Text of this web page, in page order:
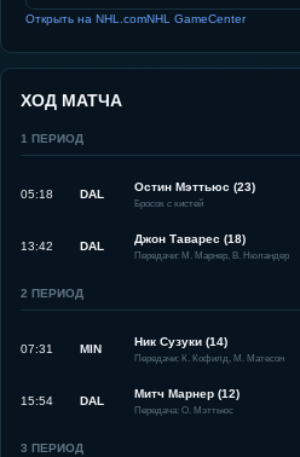
Открыть на NHL.comNHL GameCenter
ХОД МАТЧА
1 ПЕРИОД
05:18 DAL
Остин Мэттьюс (23)
Бросок с кистей
13:42 DAL
Джон Таварес (18)
Передачи: М. Марнер, В. Нюландер
2 ПЕРИОД
07:31 MIN
Ник Сузуки (14)
Передачи: К. Кофилд, М. Матесон
15:54 DAL
Митч Марнер (12)
Передача: О. Мэттьюс
3 ПЕРИОД